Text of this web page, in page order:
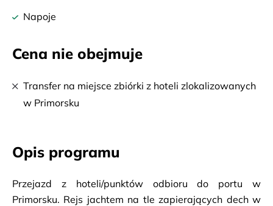
Napoje
Cena nie obejmuje
Transfer na miejsce zbiórki z hoteli zlokalizowanych
w Primorsku
Opis programu
Przejazd z hoteli/punktów odbioru do portu w
Primorsku. Rejs jachtem na tle zapierających dech w